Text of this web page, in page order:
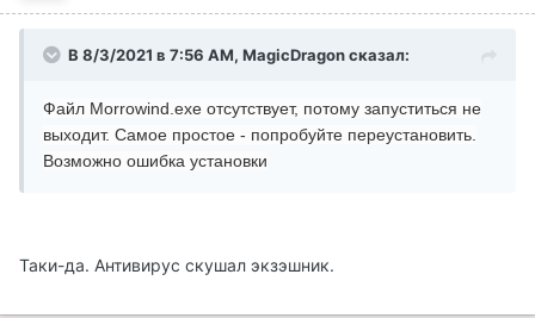
В 8/3/2021 в 7:56 AM, MagicDragon сказал:
Файл Morrowind.exe отсутствует, потому запуститься не
выходит. Самое простое - попробуйте переустановить.
Возможно ошибка установки
Таки-да. Антивирус скушал экзэшник.